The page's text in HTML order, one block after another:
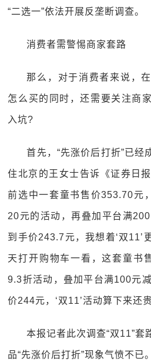
“二选一”依法开展反垄断调查。
消费者需警惕商家套路
那么，对于消费者来说，
怎么买的同时，还需要关注商
入坑?
首先，“先涨价后打折”已经
住北京的王女士告诉《证券日
前选中一套童书售价353.70元
20元的活动，再叠加平台满
到手价243.7元，我想着‘双11’
天打开购物车一看，这套童书
9.3折活动，叠加平台满100元
价244元，‘双11’活动算下来还
本报记者此次调查“双11”套
品“先涨价后打折”现象气愤不已。